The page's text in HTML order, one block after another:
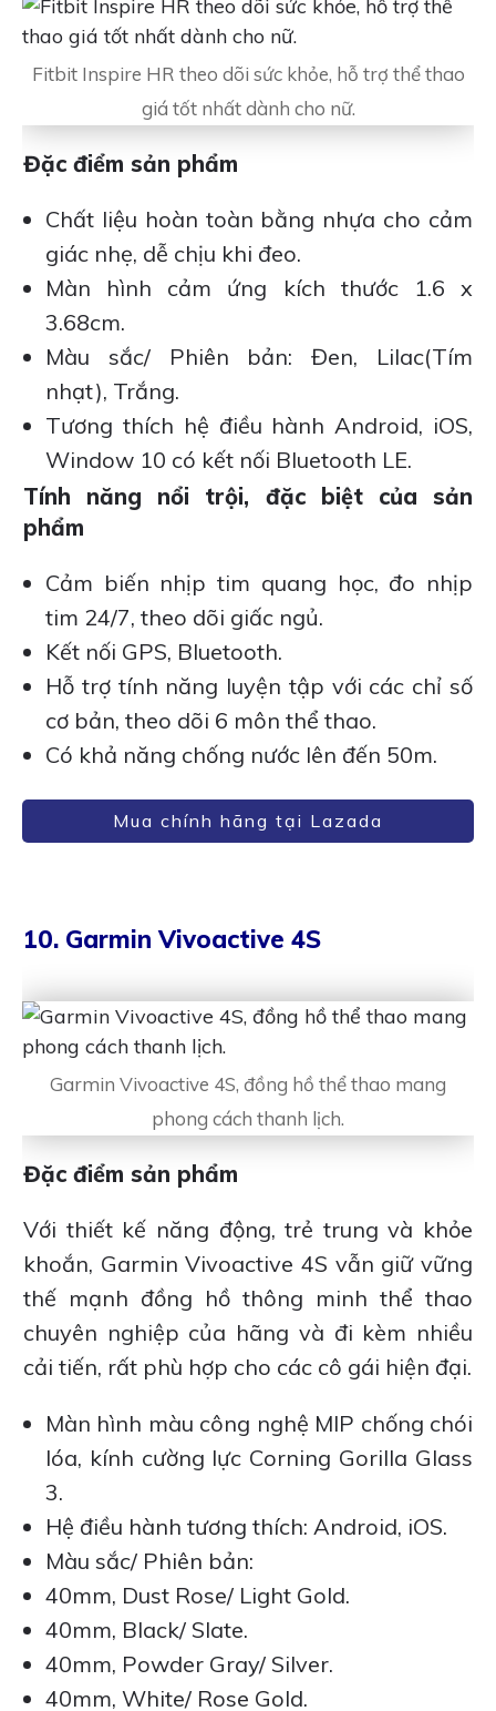
Fitbit Inspire HR theo dõi sức khỏe, hỗ trợ thể thao
giá tốt nhất dành cho nữ.
Đặc điểm sản phẩm
Chất liệu hoàn toàn bằng nhựa cho cảm
giác nhẹ, dễ chịu khi đeo.
Màn hình cảm ứng kích thước 1.6 x
3.68cm.
Màu sắc/ Phiên bản: Đen, Lilac(Tím
nhạt), Trắng.
Tương thích hệ điều hành Android, iOS,
Window 10 có kết nối Bluetooth LE.
Tính năng nổi trội, đặc biệt của sản
phẩm
Cảm biến nhịp tim quang học, đo nhịp
tim 24/7, theo dõi giấc ngủ.
Kết nối GPS, Bluetooth.
Hỗ trợ tính năng luyện tập với các chỉ số
cơ bản, theo dõi 6 môn thể thao.
Có khả năng chống nước lên đến 50m.
Mua chính hãng tại Lazada
10. Garmin Vivoactive 4S
Garmin Vivoactive 4S, đồng hồ thể thao mang
phong cách thanh lịch.
Đặc điểm sản phẩm
Với thiết kế năng động, trẻ trung và khỏe
khoắn, Garmin Vivoactive 4S vẫn giữ vững
thế mạnh đồng hồ thông minh thể thao
chuyên nghiệp của hãng và đi kèm nhiều
cải tiến, rất phù hợp cho các cô gái hiện đại.
Màn hình màu công nghệ MIP chống chói
lóa, kính cường lực Corning Gorilla Glass
3.
Hệ điều hành tương thích: Android, iOS.
Màu sắc/ Phiên bản:
40mm, Dust Rose/ Light Gold.
40mm, Black/ Slate.
40mm, Powder Gray/ Silver.
40mm, White/ Rose Gold.